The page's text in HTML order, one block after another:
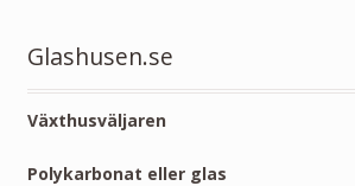
Glashusen.se
Växthusväljaren
Polykarbonat eller glas